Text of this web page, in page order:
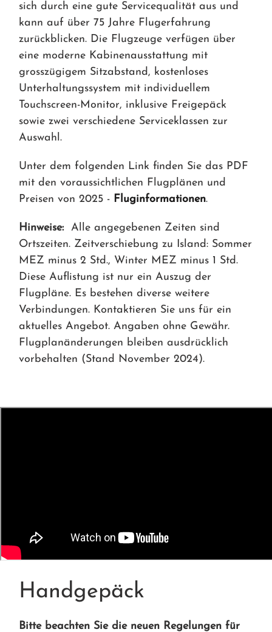
sich durch eine gute Servicequalität aus und
kann auf über 75 Jahre Flugerfahrung
zurückblicken. Die Flugzeuge verfügen über
eine moderne Kabinenausstattung mit
grosszügigem Sitzabstand, kostenloses
Unterhaltungssystem mit individuellem
Touchscreen-Monitor, inklusive Freigepäck
sowie zwei verschiedene Serviceklassen zur
Auswahl.
Unter dem folgenden Link finden Sie das PDF
mit den voraussichtlichen Flugplänen und
Preisen von 2025 - Fluginformationen.
Hinweise: Alle angegebenen Zeiten sind
Ortszeiten. Zeitverschiebung zu Island: Sommer
MEZ minus 2 Std., Winter MEZ minus 1 Std.
Diese Auflistung ist nur ein Auszug der
Flugpläne. Es bestehen diverse weitere
Verbindungen. Kontaktieren Sie uns für ein
aktuelles Angebot. Angaben ohne Gewähr.
Flugplanänderungen bleiben ausdrücklich
vorbehalten (Stand November 2024).
Handgepäck
Bitte beachten Sie die neuen Regelungen für